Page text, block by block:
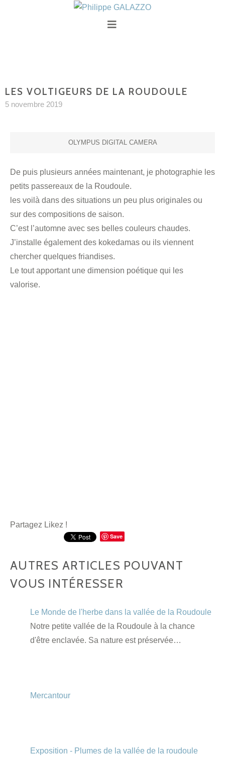
LES VOLTIGEURS DE LA ROUDOULE
5 novembre 2019
OLYMPUS DIGITAL CAMERA
De puis plusieurs années maintenant, je photographie les
petits passereaux de la Roudoule.
les voilà dans des situations un peu plus originales ou
sur des compositions de saison.
C’est l’automne avec ses belles couleurs chaudes.
J’installe également des kokedamas ou ils viennent
chercher quelques friandises.
Le tout apportant une dimension poétique qui les
valorise.
Partagez Likez !
Save
AUTRES ARTICLES POUVANT
VOUS INTÉRESSER
Le Monde de l'herbe dans la vallée de la Roudoule
Notre petite vallée de la Roudoule à la chance
d'être enclavée. Sa nature est préservée…
Mercantour
Exposition - Plumes de la vallée de la roudoule